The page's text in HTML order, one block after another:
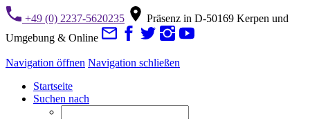
+49 (0) 2237-5620235
Präsenz in D-50169 Kerpen und
Umgebung & Online
Navigation öffnen Navigation schließen
Startseite
Suchen nach